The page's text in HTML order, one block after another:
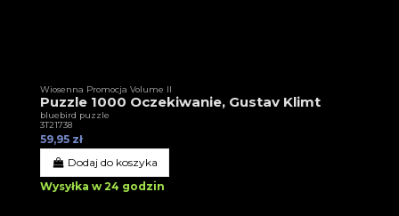
Wiosenna Promocja Volume II
Puzzle 1000 Oczekiwanie, Gustav Klimt
bluebird puzzle
3T21738
59,95 zł
Dodaj do koszyka
Wysyłka w 24 godzin